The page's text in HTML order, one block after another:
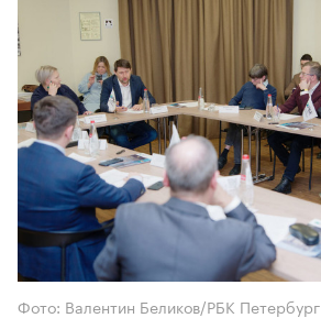
Фото: Валентин Беликов/РБК Петербург